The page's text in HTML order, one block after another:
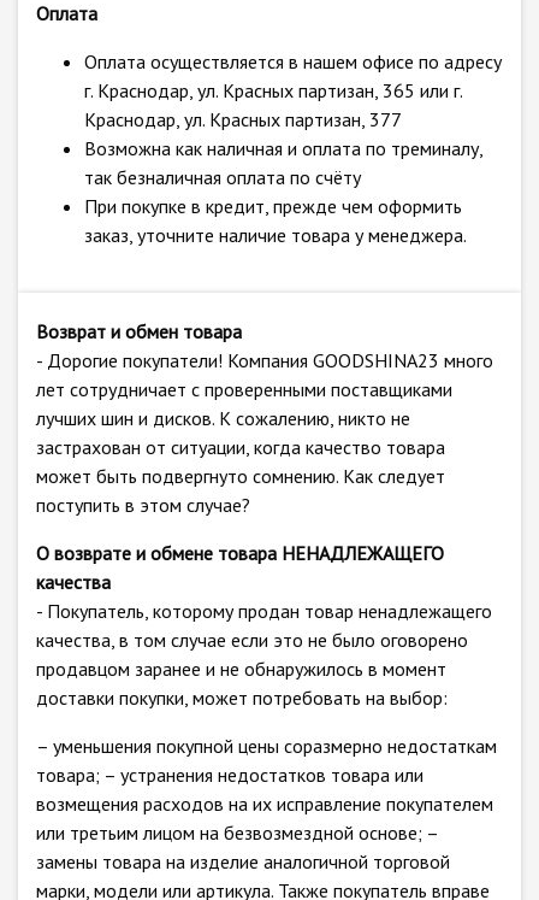
Оплата
Оплата осуществляется в нашем офисе по адресу
г. Краснодар, ул. Красных партизан, 365 или г.
Краснодар, ул. Красных партизан, 377
Возможна как наличная и оплата по треминалу,
так безналичная оплата по счёту
При покупке в кредит, прежде чем оформить
заказ, уточните наличие товара у менеджера.
Возврат и обмен товара
- Дорогие покупатели! Компания GOODSHINA23 много
лет сотрудничает с проверенными поставщиками
лучших шин и дисков. К сожалению, никто не
застрахован от ситуации, когда качество товара
может быть подвергнуто сомнению. Как следует
поступить в этом случае?
О возврате и обмене товара НЕНАДЛЕЖАЩЕГО
качества
- Покупатель, которому продан товар ненадлежащего
качества, в том случае если это не было оговорено
продавцом заранее и не обнаружилось в момент
доставки покупки, может потребовать на выбор:
– уменьшения покупной цены соразмерно недостаткам
товара; – устранения недостатков товара или
возмещения расходов на их исправление покупателем
или третьим лицом на безвозмездной основе; –
замены товара на изделие аналогичной торговой
марки, модели или артикула. Также покупатель вправе